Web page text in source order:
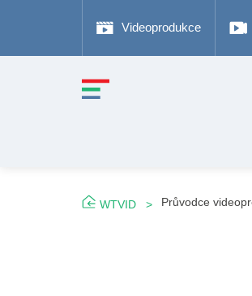
Videoprodukce
WTVID Průvodce